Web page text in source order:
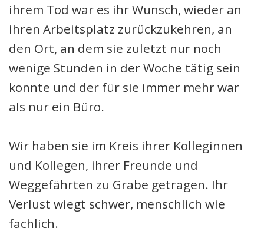
ihrem Tod war es ihr Wunsch, wieder an
ihren Arbeitsplatz zurückzukehren, an
den Ort, an dem sie zuletzt nur noch
wenige Stunden in der Woche tätig sein
konnte und der für sie immer mehr war
als nur ein Büro.
Wir haben sie im Kreis ihrer Kolleginnen
und Kollegen, ihrer Freunde und
Weggefährten zu Grabe getragen. Ihr
Verlust wiegt schwer, menschlich wie
fachlich.